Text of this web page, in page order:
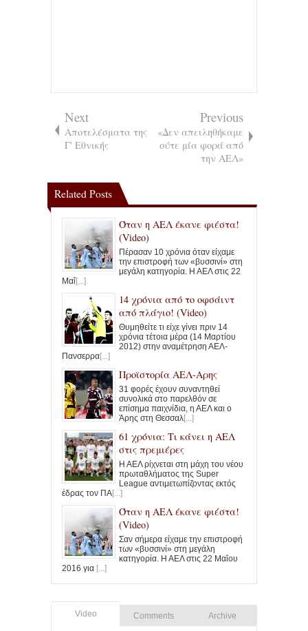
Next
Αποτελέσματα της
Γ' Εθνικής
Previous
«Δεν απειληθήκαμε
ούτε μία φορά από
την ΑΕΛ»
Related Posts
Όταν η ΑΕΛ έκανε φιέστα!
(Video)
Πέρασαν 10 χρόνια όταν είχαμε
την επιστροφή των «βυσσινί» στη
μεγάλη κατηγορία. Η ΑΕΛ στις 22
Μαΐ[...]
14 χρόνια από το οφσάιντ
από πλάγιο! (Video)
Θυμηθείτε τι είχε γίνει πριν 14
χρόνια τέτοια μέρα (14 Μαρτίου
2012) στην αναμέτρηση ΑΕΛ-
Πανσερρα[...]
Προϊστορία ΑΕΛ-Αρης
31 φορές έχουν συναντηθεί
συνολικά στο παρελθόν σε
επίσημα παιχνίδια, η ΑΕΛ και ο
Άρης στη Θεσσαλ[...]
61 χρόνια: Τι κάνει η ΑΕΛ
στις πρεμιέρες
Η ΑΕΛ ρίχνεται στη μάχη του νέου
πρωταθλήματος της Super
League αντιμετωπίζοντας εκτός
έδρας τον ΠΑ[...]
Όταν η ΑΕΛ έκανε φιέστα!
(Video)
Σαν σήμερα είχαμε την επιστροφή
των «βυσσινί» στη μεγάλη
κατηγορία. Η ΑΕΛ στις 22 Μαΐου
2016 για [...]
Video Comments Archive